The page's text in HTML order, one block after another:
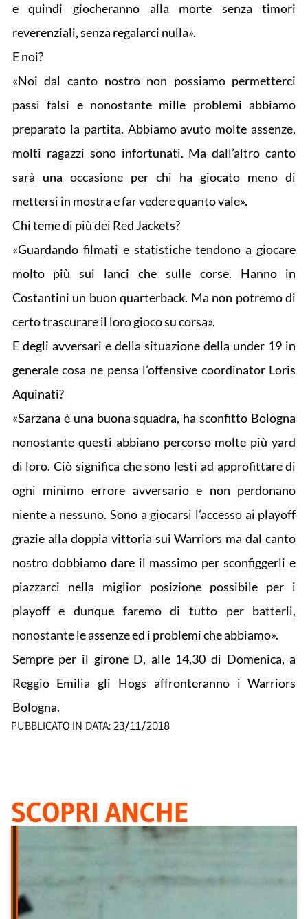
e quindi giocheranno alla morte senza timori
reverenziali, senza regalarci nulla».
E noi?
«Noi dal canto nostro non possiamo permetterci
passi falsi e nonostante mille problemi abbiamo
preparato la partita. Abbiamo avuto molte assenze,
molti ragazzi sono infortunati. Ma dall’altro canto
sarà una occasione per chi ha giocato meno di
mettersi in mostra e far vedere quanto vale».
Chi teme di più dei Red Jackets?
«Guardando filmati e statistiche tendono a giocare
molto più sui lanci che sulle corse. Hanno in
Costantini un buon quarterback. Ma non potremo di
certo trascurare il loro gioco su corsa».
E degli avversari e della situazione della under 19 in
generale cosa ne pensa l’offensive coordinator Loris
Aquinati?
«Sarzana è una buona squadra, ha sconfitto Bologna
nonostante questi abbiano percorso molte più yard
di loro. Ciò significa che sono lesti ad approfittare di
ogni minimo errore avversario e non perdonano
niente a nessuno. Sono a giocarsi l’accesso ai playoff
grazie alla doppia vittoria sui Warriors ma dal canto
nostro dobbiamo dare il massimo per sconfiggerli e
piazzarci nella miglior posizione possibile per i
playoff e dunque faremo di tutto per batterli,
nonostante le assenze ed i problemi che abbiamo».
Sempre per il girone D, alle 14,30 di Domenica, a
Reggio Emilia gli Hogs affronteranno i Warriors
Bologna.
PUBBLICATO IN DATA: 23/11/2018
SCOPRI ANCHE